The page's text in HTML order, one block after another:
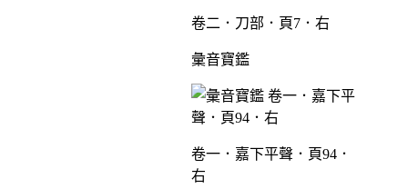
卷二．刀部．頁7．右
彙音寶鑑
卷一．嘉下平聲．頁94．
右